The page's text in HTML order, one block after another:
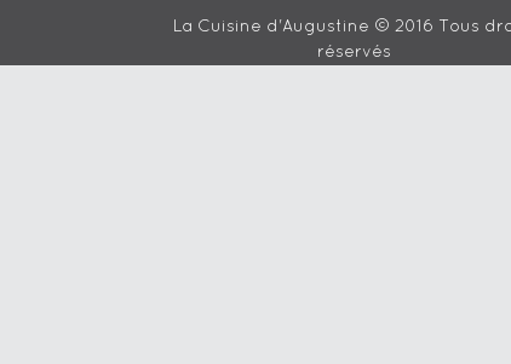
La Cuisine d'Augustine © 2016 Tous
réservés